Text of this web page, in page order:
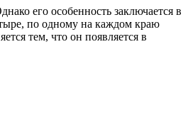
его особенность заключается в
по одному на каждом краю
тем, что он появляется в